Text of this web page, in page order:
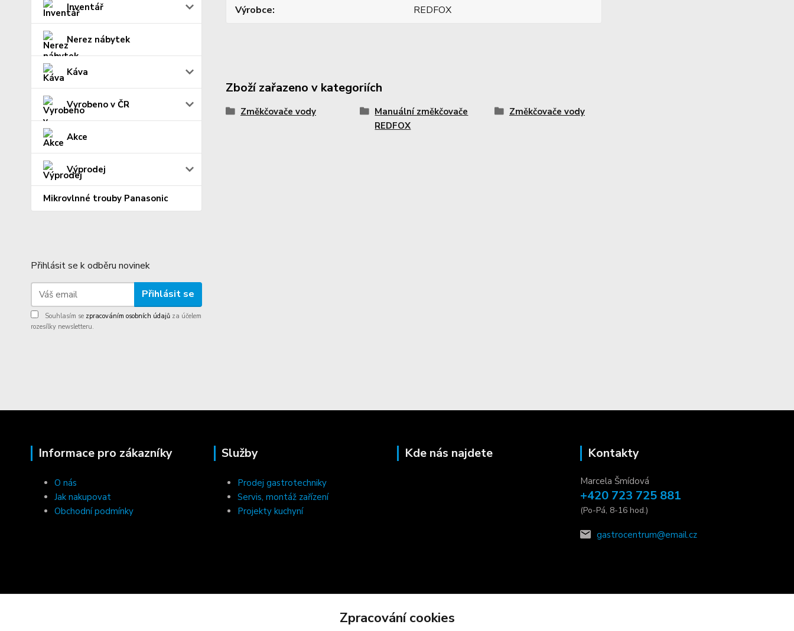
Inventář
Nerez nábytek
Káva
Vyrobeno v ČR
Akce
Výprodej
Mikrovlnné trouby Panasonic
Přihlásit se k odběru novinek
Přihlásit se
Souhlasím se zpracováním osobních údajů za účelem
rozesílky newsletteru.
Výrobce
REDFOX
Zboží zařazeno v kategoriích
Změkčovače vody
Manuální změkčovače
REDFOX
Změkčovače vody
Informace pro zákazníky
O nás
Jak nakupovat
Obchodní podmínky
Služby
Prodej gastrotechniky
Servis, montáž zařízení
Projekty kuchyní
Kde nás najdete Kontakty
Marcela Šmídová
+420 723 725 881
(Po-Pá, 8-16 hod.)
gastrocentrum@email.cz
Zpracování cookies